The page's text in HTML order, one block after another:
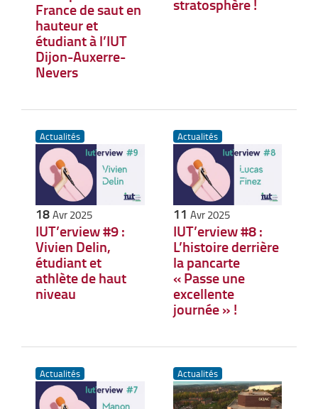
France de saut en
hauteur et
étudiant à l’IUT
Dijon-Auxerre-
Nevers
Actualités
18Avr 2025
IUT’erview #9 :
Vivien Delin,
étudiant et
athlète de haut
niveau
Actualités
11 Avr 2025
IUT’erview #8 :
L’histoire derrière
la pancarte
« Passe une
excellente
journée » !
Actualités Actualités